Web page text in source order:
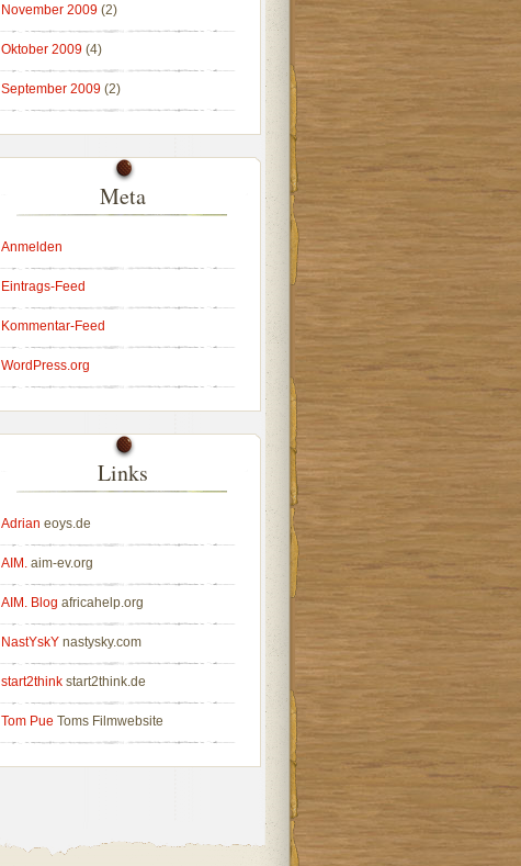
November 2009(2)
Oktober 2009(4)
September 2009(2)
Meta
Anmelden
Eintrags-Feed
Kommentar-Feed
WordPress.org
Links
Adrian eoys.de
AIM. aim-ev.org
AIM. Blog africahelp.org
NastYskYnastysky.com
start2thinkstart2think.de
Tom Pue Toms Filmwebsite